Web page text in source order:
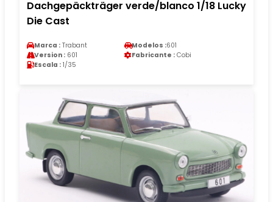
Dachgepäckträger verde/blanco 1/18 Lucky
Die Cast
Marca : Trabant Modelos :601
Version : 601 Fabricante : Cobi
Escala : 1/35